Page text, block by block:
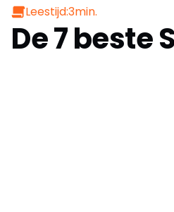
Leestijd:3min.
De 7 beste